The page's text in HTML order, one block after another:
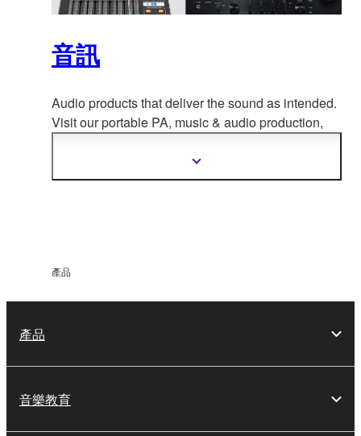
音訊
Audio products that deliver the sound as intended.
Visit our portable PA, music & audio production,
顯
示
產品
產品
音樂教育